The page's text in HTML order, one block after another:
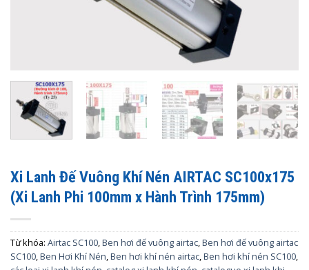
Xi Lanh Đế Vuông Khí Nén AIRTAC SC100x175
(Xi Lanh Phi 100mm x Hành Trình 175mm)
Từ khóa: Airtac SC100,Ben hơi đế vuông airtac,Ben hơi đế vuông airtac
SC100,Ben Hơi Khí Nén,Ben hơi khí nén airtac,Ben hơi khí nén SC100,